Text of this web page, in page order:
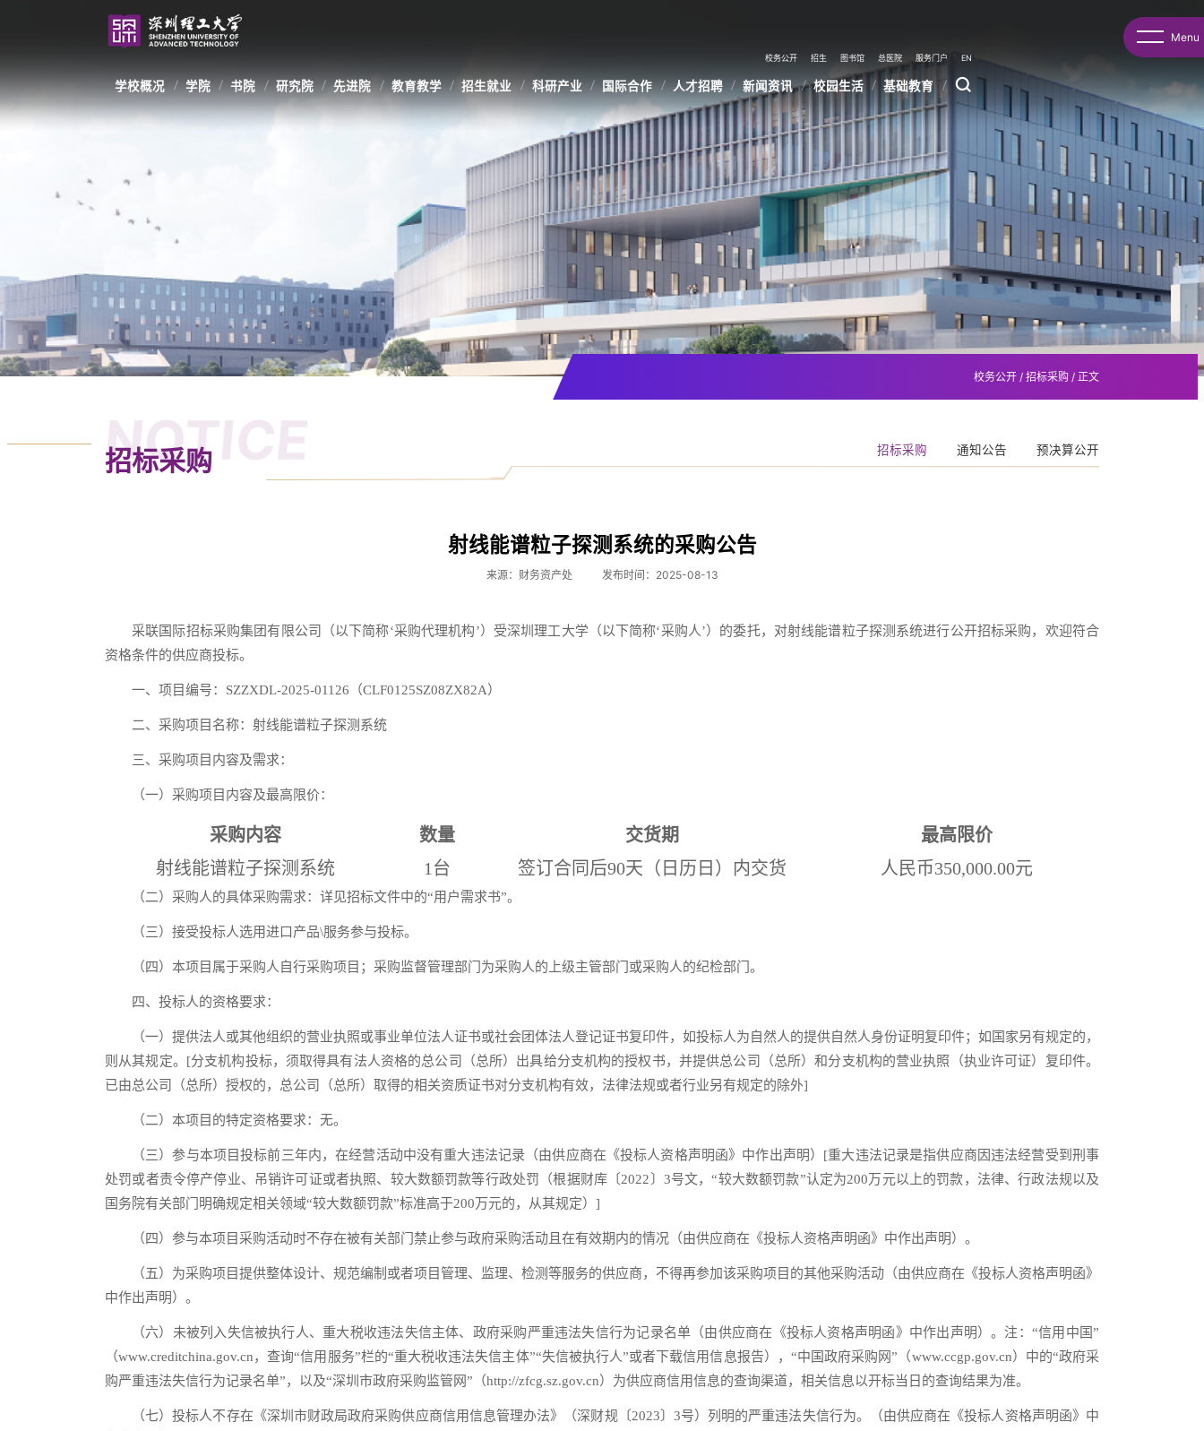
校务公开 招生 图书馆 总医院 服务门户 EN
学校概况 学院 书院 研究院 先进院 教育教学 招生就业 科研产业 国际合作 人才招聘 新闻资讯 校园生活 基础教育
Menu
校务公开 / 招标采购 / 正文
NOTICE
招标采购 招标采购 通知公告 预决算公开
射线能谱粒子探测系统的采购公告
来源：财务资产处 发布时间：2025-08-13
采联国际招标采购集团有限公司（以下简称‘采购代理机构’）受深圳理工大学（以下简称‘采购人’）的委托，对射线能谱粒子探测系统进行公开招标采购，欢迎符合
资格条件的供应商投标。
一、项目编号：SZZXDL-2025-01126（CLF0125SZ08ZX82A）
二、采购项目名称：射线能谱粒子探测系统
三、采购项目内容及需求：
（一）采购项目内容及最高限价：
采购内容 数量 交货期
最高限价
射线能谱粒子探测系统
1台 签订合同后90天（日历日）内交货 人民币350,000.00元
（二）采购人的具体采购需求：详见招标文件中的“用户需求书”。
（三）接受投标人选用进口产品\服务参与投标。
（四）本项目属于采购人自行采购项目；采购监督管理部门为采购人的上级主管部门或采购人的纪检部门。
四、投标人的资格要求：
（一）提供法人或其他组织的营业执照或事业单位法人证书或社会团体法人登记证书复印件，如投标人为自然人的提供自然人身份证明复印件；如国家另有规定的，
则从其规定。[分支机构投标，须取得具有法人资格的总公司（总所）出具给分支机构的授权书，并提供总公司（总所）和分支机构的营业执照（执业许可证）复印件。
已由总公司（总所）授权的，总公司（总所）取得的相关资质证书对分支机构有效，法律法规或者行业另有规定的除外]
（二）本项目的特定资格要求：无。
（三）参与本项目投标前三年内，在经营活动中没有重大违法记录（由供应商在《投标人资格声明函》中作出声明）[重大违法记录是指供应商因违法经营受到刑事
处罚或者责令停产停业、吊销许可证或者执照、较大数额罚款等行政处罚（根据财库〔2022〕3号文，“较大数额罚款”认定为200万元以上的罚款，法律、行政法规以及
国务院有关部门明确规定相关领域“较大数额罚款”标准高于200万元的，从其规定）]
（四）参与本项目采购活动时不存在被有关部门禁止参与政府采购活动且在有效期内的情况（由供应商在《投标人资格声明函》中作出声明）。
（五）为采购项目提供整体设计、规范编制或者项目管理、监理、检测等服务的供应商，不得再参加该采购项目的其他采购活动（由供应商在《投标人资格声明函》
中作出声明）。
（六）未被列入失信被执行人、重大税收违法失信主体、政府采购严重违法失信行为记录名单（由供应商在《投标人资格声明函》中作出声明）。注：“信用中国”
（www.creditchina.gov.cn，查询“信用服务”栏的“重大税收违法失信主体”“失信被执行人”或者下载信用信息报告），“中国政府采购网”（www.ccgp.gov.cn）中的“政府采
购严重违法失信行为记录名单”，以及“深圳市政府采购监管网”（http://zfcg.sz.gov.cn）为供应商信用信息的查询渠道，相关信息以开标当日的查询结果为准。
（七）投标人不存在《深圳市财政局政府采购供应商信用信息管理办法》（深财规〔2023〕3号）列明的严重违法失信行为。（由供应商在《投标人资格声明函》中